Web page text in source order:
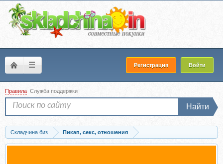
☰ Регистрация Войти
Правила Служба поддержки
Найти
Складчина биз
Пикап, секс, отношения
Скачать Мужчина, который готов для тебя на все (Настя Плиско)